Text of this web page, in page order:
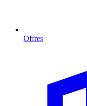
Offres